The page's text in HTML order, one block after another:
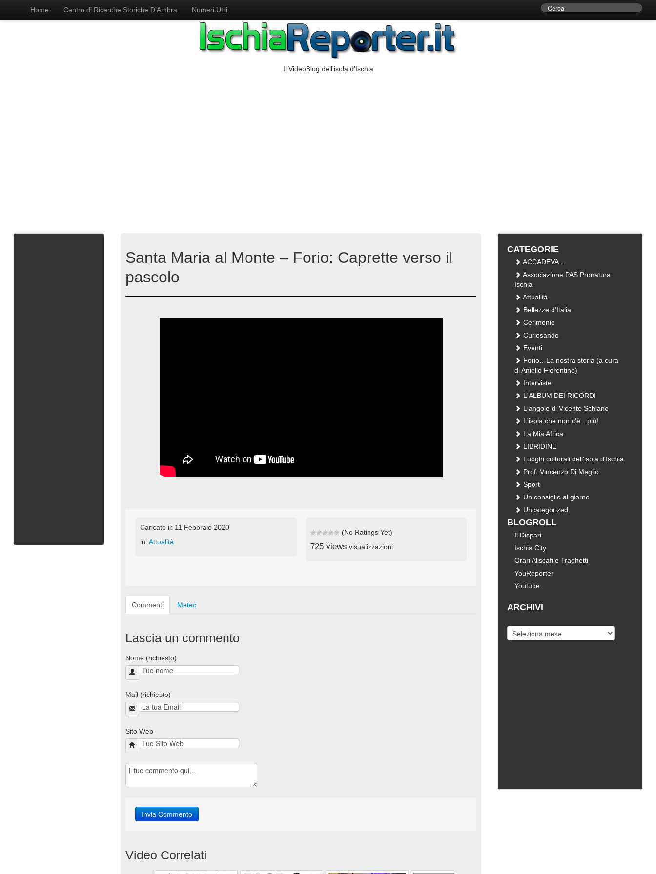
Home Centro di Ricerche Storiche D’Ambra Numeri Utili
Il VideoBlog dell'isola d'Ischia
Santa Maria al Monte – Forio: Caprette verso il
pascolo
Caricato il: 11 Febbraio 2020
in:Attualità
(No Ratings Yet)
725 views visualizzazioni
Commenti Meteo
Lascia un commento
Nome (richiesto)
Mail (richiesto)
Sito Web
Video Correlati
CATEGORIE
ACCADEVA …
Associazione PAS Pronatura
Ischia
Attualità
Bellezze d'Italia
Cerimonie
Curiosando
Eventi
Forio…La nostra storia (a cura
di Aniello Fiorentino)
Interviste
L'ALBUM DEI RICORDI
L'angolo di Vicente Schiano
L'isola che non c'è…più!
La Mia Africa
LIBRIDINE
Luoghi culturali dell'isola d'Ischia
Prof. Vincenzo Di Meglio
Sport
Un consiglio al giorno
Uncategorized
BLOGROLL
Il Dispari
Ischia City
Orari Aliscafi e Traghetti
YouReporter
Youtube
ARCHIVI